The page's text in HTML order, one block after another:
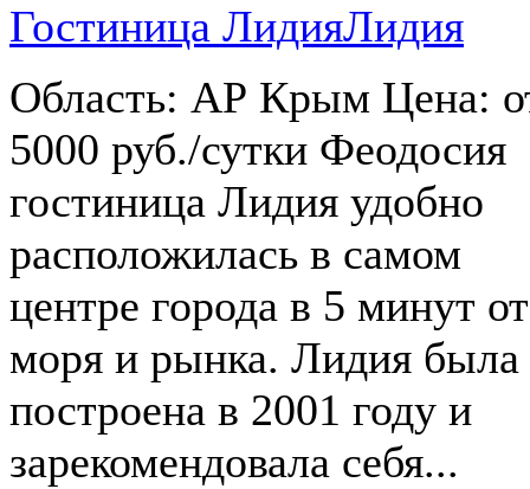
Гостиница Лидия
Область: АР Крым Цена:
5000 руб./сутки Феодосия
гостиница Лидия удобно
расположилась в самом
центре города в 5 минут от
моря и рынка. Лидия была
построена в 2001 году и
зарекомендовала себя...